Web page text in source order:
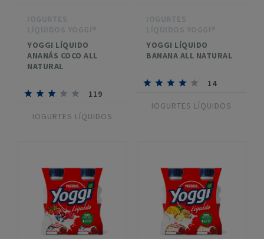
IOGURTES
LÍQUIDOS YOGGI®
YOGGI LÍQUIDO
ANANÁS COCO ALL
NATURAL
119
IOGURTES LÍQUIDOS
IOGURTES
LÍQUIDOS YOGGI®
YOGGI LÍQUIDO
BANANA ALL NATURAL
14
IOGURTES LÍQUIDOS